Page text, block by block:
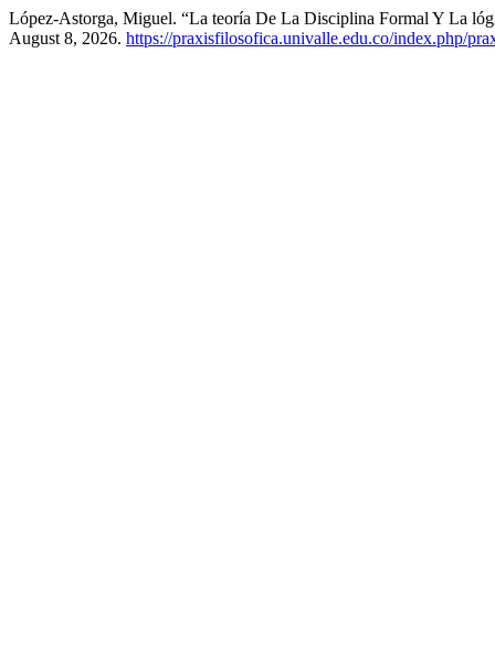
López-Astorga, Miguel. “La teoría De La Disciplina Formal Y La
August 8, 2026. https://praxisfilosofica.univalle.edu.co/index.php/